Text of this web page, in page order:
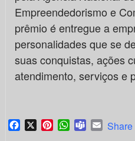
Empreendedorismo e
prêmio é entregue a
personalidades que se
suas conquistas, ações
atendimento, serviços e
Facebook
X PinterestWhatsApp
TeamsEmail
Share